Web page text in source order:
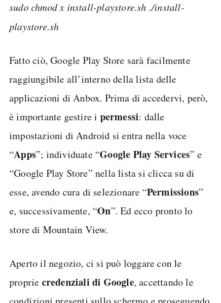
sudo chmod x install-playstore.sh ./install-
playstore.sh
Fatto ciò, Google Play Store sarà facilmente
raggiungibile all’interno della lista delle
applicazioni di Anbox. Prima di accedervi, però,
è importante gestire i permessi: dalle
impostazioni di Android si entra nella voce
“Apps”; individuate “Google Play Services” e
“Google Play Store” nella lista si clicca su di
esse, avendo cura di selezionare “Permissions”
e, successivamente, “On”. Ed ecco pronto lo
store di Mountain View.
Aperto il negozio, ci si può loggare con le
proprie credenziali di Google, accettando le